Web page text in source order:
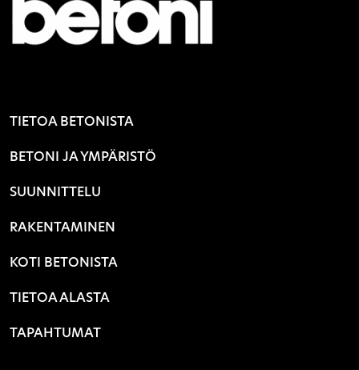
TIETOA BETONISTA
BETONI JA YMPÄRISTÖ
SUUNNITTELU
RAKENTAMINEN
KOTI BETONISTA
TIETOA ALASTA
TAPAHTUMAT